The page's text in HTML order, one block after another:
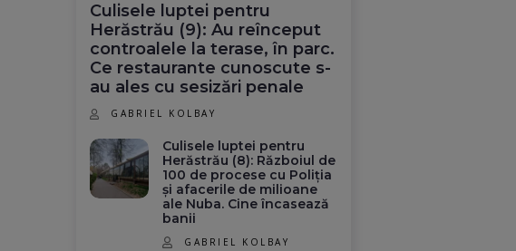
Culisele luptei pentru
Herăstrău (9): Au reînceput
controalele la terase, în parc.
Ce restaurante cunoscute s-
au ales cu sesizări penale
GABRIEL KOLBAY
Culisele luptei pentru
Herăstrău (8): Războiul de
100 de procese cu Poliția
și afacerile de milioane
ale Nuba. Cine încasează
banii
GABRIEL KOLBAY